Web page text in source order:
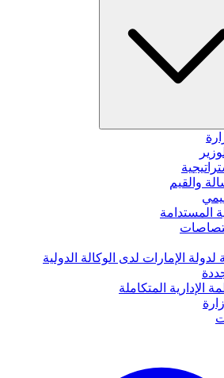
والقيم
المستدامة
لدولة الإمارات لدى الوكالة الدولية
الإدارية المتكاملة